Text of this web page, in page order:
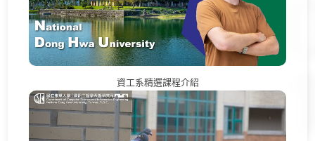
資工系精選課程介紹